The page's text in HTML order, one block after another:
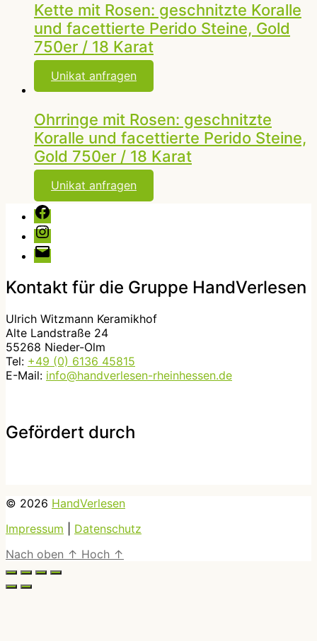
Kette mit Rosen: geschnitzte Koralle
und facettierte Perido Steine, Gold
750er / 18 Karat
Unikat anfragen
Ohrringe mit Rosen: geschnitzte
Koralle und facettierte Perido Steine,
Gold 750er / 18 Karat
Unikat anfragen
Facebook
Instagram
E-
Mail
Kontakt für die Gruppe HandVerlesen
Ulrich Witzmann Keramikhof
Alte Landstraße 24
55268 Nieder-Olm
Tel: +49 (0) 6136 45815
E-Mail: info@handverlesen-rheinhessen.de
Gefördert durch
© 2026 HandVerlesen
Impressum
Datenschutz
Nach oben ↑ Hoch ↑